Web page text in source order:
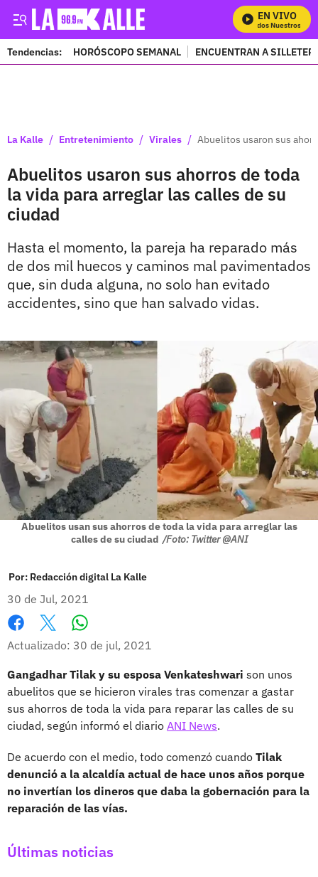
EN VIVO
Mira Todos Nuestros
Tendencias: HORÓSCOPO SEMANAL ENCUENTRAN A
La Kalle / Entretenimiento / Virales / Abuelitos usaron sus
Abuelitos usaron sus ahorros de toda
la vida para arreglar las calles de su
ciudad
Hasta el momento, la pareja ha reparado más
de dos mil huecos y caminos mal pavimentados
que, sin duda alguna, no solo han evitado
accidentes, sino que han salvado vidas.
Abuelitos usan sus ahorros de toda la vida para arreglar las
calles de su ciudad /Foto: Twitter @ANI
Por: Redacción digital La Kalle
30 de Jul, 2021
Facebook
X
Actualizado: 30 de jul, 2021
Gangadhar Tilak y su esposa Venkateshwari son unos
abuelitos que se hicieron virales tras comenzar a gastar
sus ahorros de toda la vida para reparar las calles de su
ciudad, según informó el diario ANI News.
De acuerdo con el medio, todo comenzó cuando Tilak
denunció a la alcaldía actual de hace unos años porque
no invertían los dineros que daba la gobernación para la
reparación de las vías.
Últimas noticias